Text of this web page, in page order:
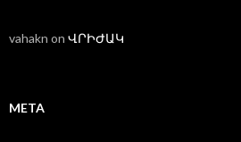
vahakn on ՎՐԻԺԱԿ
META